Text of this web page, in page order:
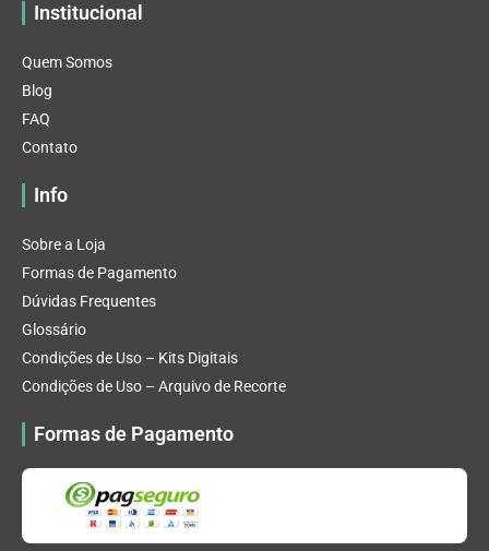
Institucional
Quem Somos
Blog
FAQ
Contato
Info
Sobre a Loja
Formas de Pagamento
Dúvidas Frequentes
Glossário
Condições de Uso – Kits Digitais
Condições de Uso – Arquivo de Recorte
Formas de Pagamento